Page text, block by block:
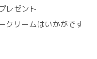
レゼント
クリームはいかがです